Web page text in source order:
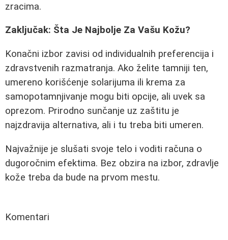
zracima.
Zaključak: Šta Je Najbolje Za Vašu Kožu?
Konačni izbor zavisi od individualnih preferencija i
zdravstvenih razmatranja. Ako želite tamniji ten,
umereno korišćenje solarijuma ili krema za
samopotamnjivanje mogu biti opcije, ali uvek sa
oprezom. Prirodno sunčanje uz zaštitu je
najzdravija alternativa, ali i tu treba biti umeren.
Najvažnije je slušati svoje telo i voditi računa o
dugoročnim efektima. Bez obzira na izbor, zdravlje
kože treba da bude na prvom mestu.
Komentari